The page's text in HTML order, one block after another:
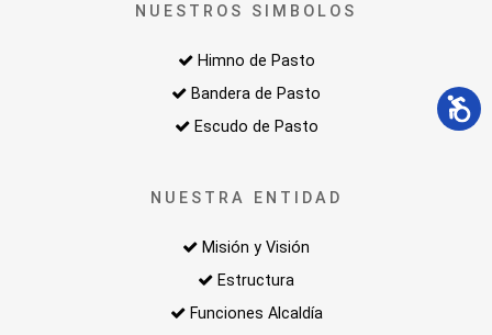
NUESTROS SIMBOLOS
Himno de Pasto
Bandera de Pasto
Escudo de Pasto
NUESTRA ENTIDAD
Misión y Visión
Estructura
Funciones Alcaldía